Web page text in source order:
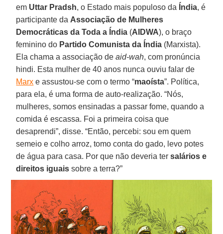
em Uttar Pradsh, o Estado mais populoso da Índia, é
participante da Associação de Mulheres
Democráticas da Toda a Índia (AIDWA), o braço
feminino do Partido Comunista da Índia (Marxista).
Ela chama a associação deaid-wah, com pronúncia
hindi. Esta mulher de 40 anos nunca ouviu falar de
Marx e assustou-se com o termo “maoísta”. Política,
para ela, é uma forma de auto-realização. “Nós,
mulheres, somos ensinadas a passar fome, quando a
comida é escassa. Foi a primeira coisa que
desaprendi”, disse. “Então, percebi: sou em quem
semeio e colho arroz, tomo conta do gado, levo potes
de água para casa. Por que não deveria tersalários e
direitos iguais sobre a terra?”